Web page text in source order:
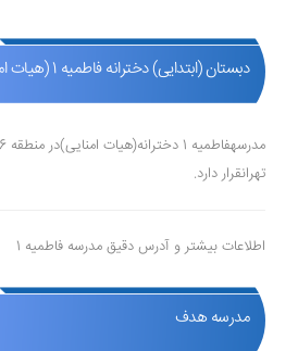
دبستان (ابتدایی) دخترانه فاطمیه 1 (هیات امنایی )
تهرانقرار دارد.
اطلاعات بیشتر و آدرس دقیق مدرسه فاطمیه 1
مدرسه هدف